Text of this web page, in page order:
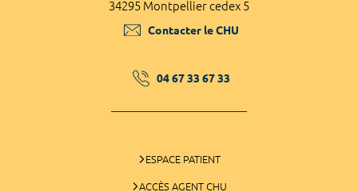
34295 Montpellier cedex 5
Contacter le CHU
04 67 33 67 33
ESPACE PATIENT
ACCÈS AGENT CHU